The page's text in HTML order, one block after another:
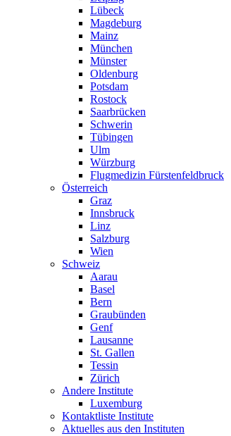
Lübeck
Magdeburg
Mainz
München
Münster
Oldenburg
Potsdam
Rostock
Saarbrücken
Schwerin
Tübingen
Ulm
Würzburg
Flugmedizin Fürstenfeldbruck
Österreich
Graz
Innsbruck
Linz
Salzburg
Wien
Schweiz
Aarau
Basel
Bern
Graubünden
Genf
Lausanne
St. Gallen
Tessin
Zürich
Andere Institute
Luxemburg
Kontaktliste Institute
Aktuelles aus den Instituten